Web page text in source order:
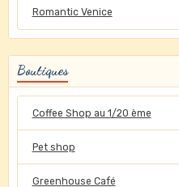
Romantic Venice
Boutiques
Coffee Shop au 1/20 ème
Pet shop
Greenhouse Café